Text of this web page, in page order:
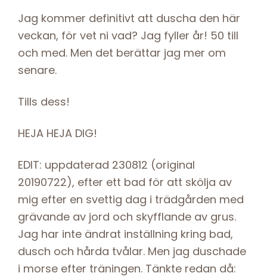
Jag kommer definitivt att duscha den här
veckan, för vet ni vad? Jag fyller år! 50 till
och med. Men det berättar jag mer om
senare.
Tills dess!
HEJA HEJA DIG!
EDIT: uppdaterad 230812 (original
20190722), efter ett bad för att skölja av
mig efter en svettig dag i trädgården med
grävande av jord och skyfflande av grus.
Jag har inte ändrat inställning kring bad,
dusch och hårda tvålar. Men jag duschade
i morse efter träningen. Tänkte redan då: